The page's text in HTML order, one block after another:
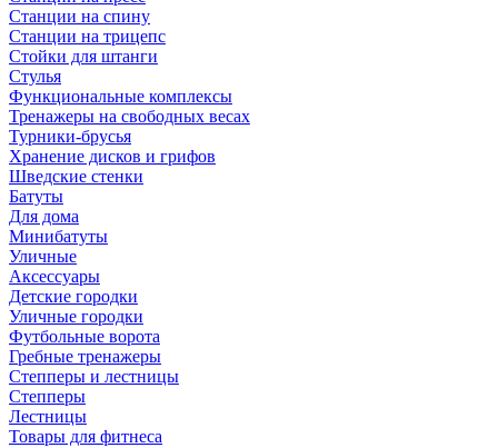
Станции на спину
Станции на трицепс
Стойки для штанги
Стулья
Функциональные комплексы
Тренажеры на свободных весах
Турники-брусья
Хранение дисков и грифов
Шведские стенки
Батуты
Для дома
Минибатуты
Уличные
Аксессуары
Детские городки
Уличные городки
Футбольные ворота
Гребные тренажеры
Степперы и лестницы
Степперы
Лестницы
Товары для фитнеса